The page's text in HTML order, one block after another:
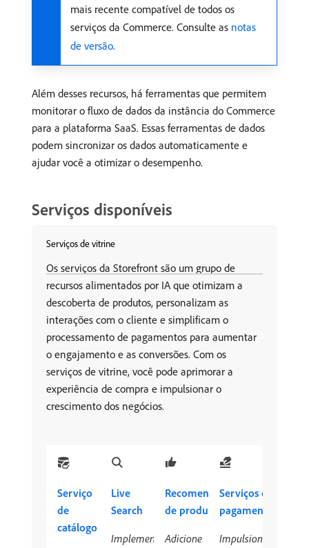
mais recente compatível de todos os
serviços da Commerce. Consulte as notas
de versão.
Além desses recursos, há ferramentas que permitem
monitorar o fluxo de dados da instância do Commerce
para a plataforma SaaS. Essas ferramentas de dados
podem sincronizar os dados automaticamente e
ajudar você a otimizar o desempenho.
Serviços disponíveis
Serviços de vitrine
Os serviços da Storefront são um grupo de
recursos alimentados por IA que otimizam a
descoberta de produtos, personalizam as
interações com o cliente e simplificam o
processamento de pagamentos para aumentar
o engajamento e as conversões. Com os
serviços de vitrine, você pode aprimorar a
experiência de compra e impulsionar o
crescimento dos negócios.
Serviço
de
catálogo
Live
Search
Implemente
Recomendações
de produto
Adicione
Serviços de
pagamento
Impulsione a